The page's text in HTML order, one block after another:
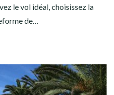
le vol idéal, choisissez la
de…